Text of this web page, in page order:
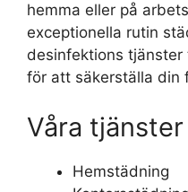
hemma eller på
exceptionella rutin
desinfektions
för att säkerställa din
Våra tjänster
Hemstädning